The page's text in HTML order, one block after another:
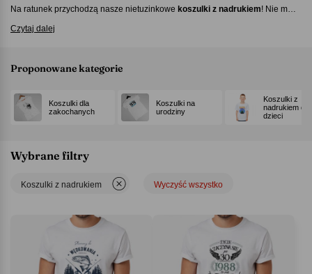
Na ratunek przychodzą nasze nietuzinkowe koszulki z nadrukiem! Nie ma
lepszego sposobu na wyrażenie siebie. Dodatkowa możliwość
nadruk jest niezwykle trwały.To idealny pomysł na prezent!
Czytaj dalej
Proponowane kategorie
Koszulki dla
zakochanych
Koszulki na
urodziny
Koszulki z
nadrukiem dla
dzieci
Wybrane filtry
Koszulki z nadrukiem Wyczyść wszystko